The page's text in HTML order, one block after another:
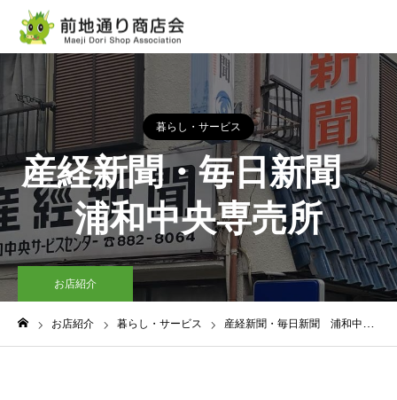
暮らし・サービス
産経新聞・毎日新聞
浦和中央専売所
お店紹介
お店紹介 暮らし・サービス 産経新聞・毎日新聞 浦和中央専売所